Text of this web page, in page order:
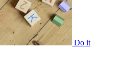
Do it